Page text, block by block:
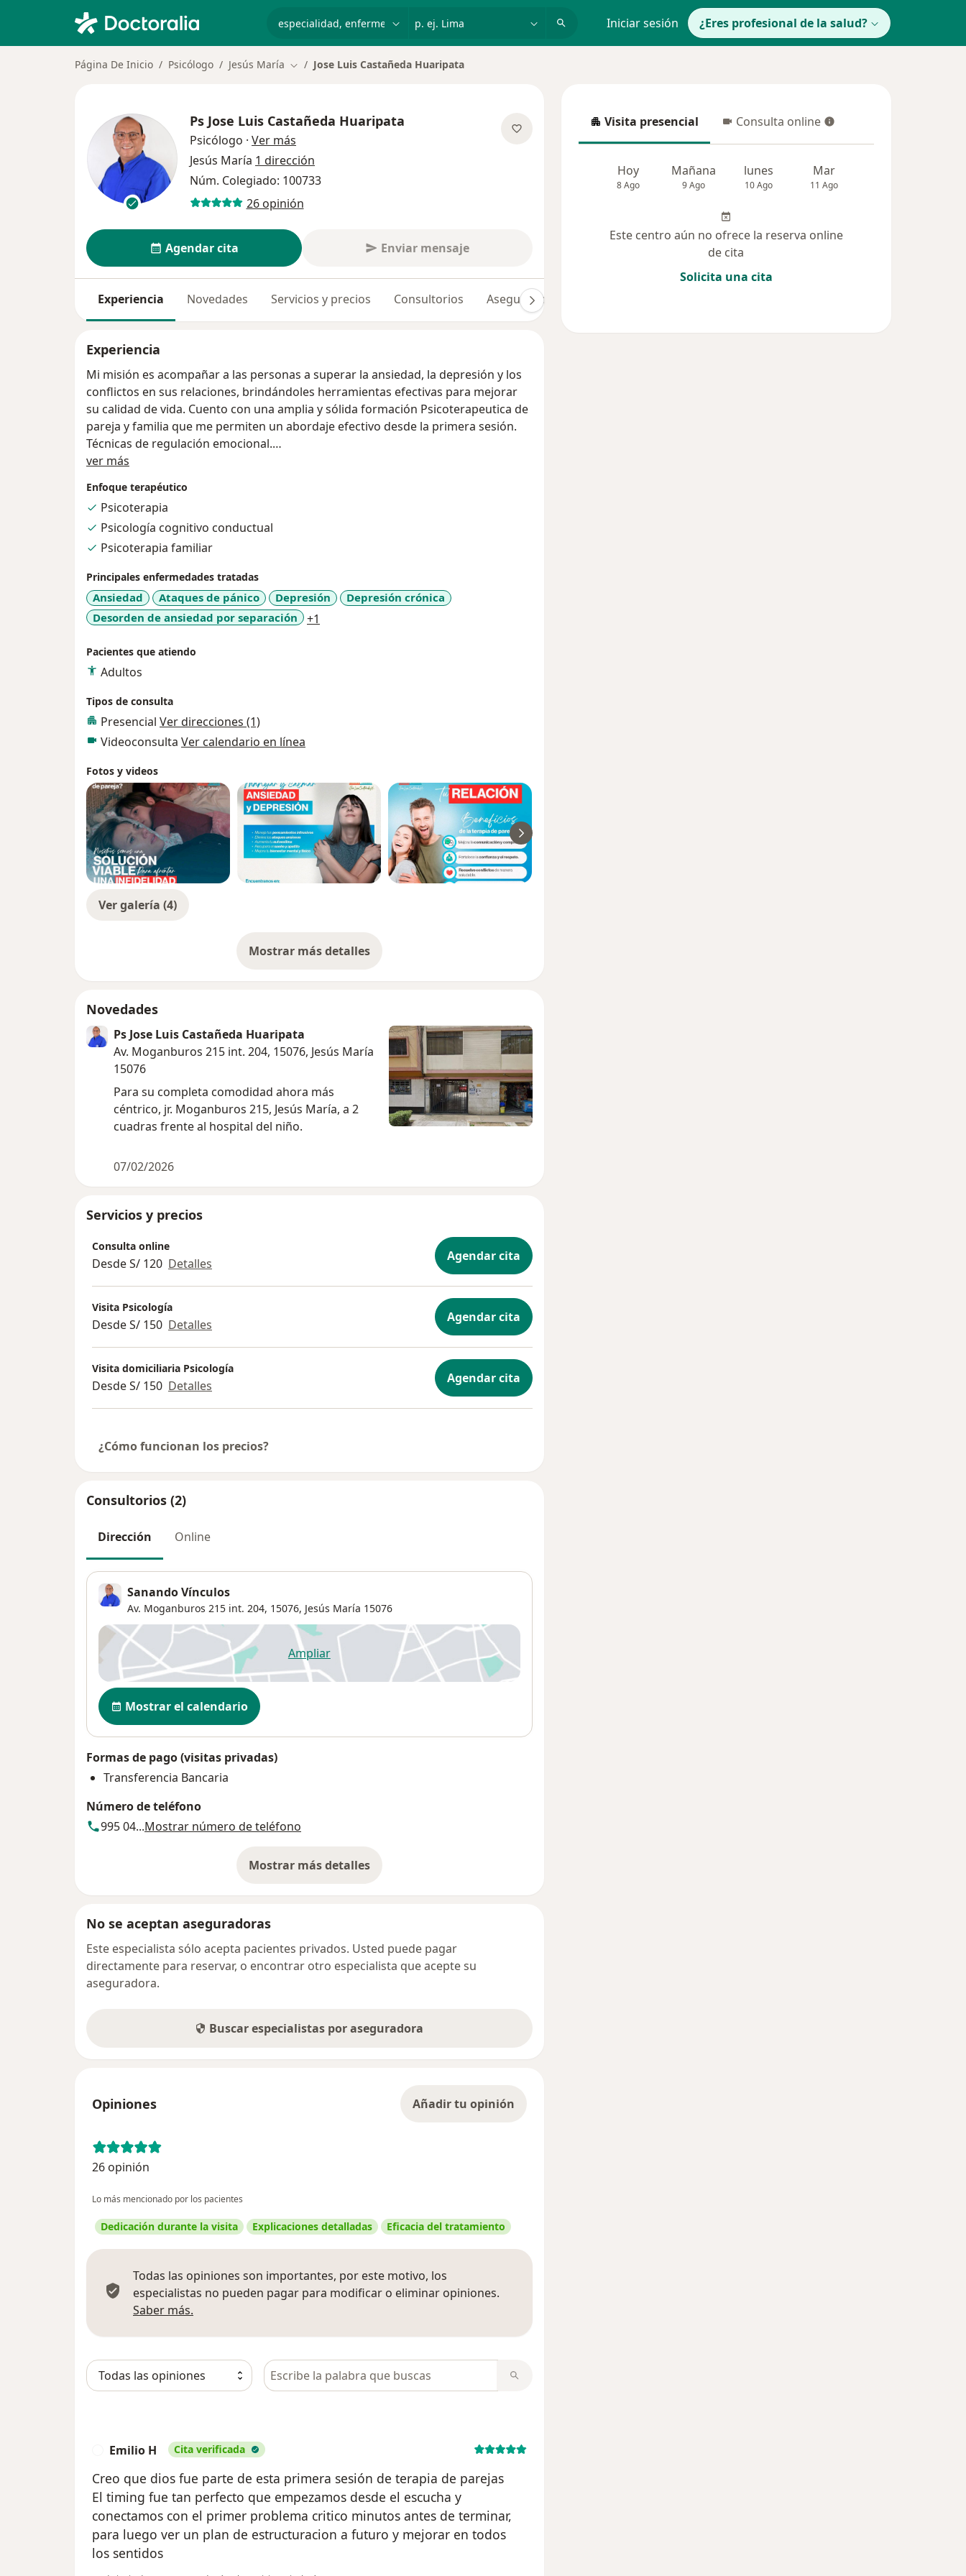
Iniciar sesión ¿Eres profesional de la salud?
Página De Inicio Psicólogo Jesús María Cambiar de ciudad
Jose Luis Castañeda Huaripata
Ps Jose Luis Castañeda Huaripata
Psicólogo · Ver más
Jesús María 1 dirección
Núm. Colegiado: 100733
26 opinión
Agendar cita Enviar mensaje
Experiencia Novedades Servicios y precios Consultorios Aseguradoras
Experiencia
Mi misión es acompañar a las personas a superar la ansiedad, la depresión y los
conflictos en sus relaciones, brindándoles herramientas efectivas para mejorar
su calidad de vida. Cuento con una amplia y sólida formación Psicoterapeutica de
pareja y familia que me permiten un abordaje efectivo desde la primera sesión.
Técnicas de regulación emocional.
Estrategias para fortalecer la autoestima.
Planes de intervención personalizados según tus necesidades.
Métodos para mejorar la comunicación y resolución de conflictos, entre otros
mas.
Si los problemas estan afectando tu vida, estoy aqui para acompañarte en tu
proceso de sanación y crecimiento.
ver más
Enfoque terapéutico
Psicoterapia
Psicología cognitivo conductual
Psicoterapia familiar
Principales enfermedades tratadas
Ansiedad Ataques de pánico Depresión
Depresión crónica
Desorden de ansiedad por separación
+1
Pacientes que atiendo
Adultos
Tipos de consulta
Presencial Ver direcciones (1)
Videoconsulta Ver calendario en línea
Fotos y videos
Ver galería (4)
Mostrar más detalles
sobre la experiencia
Novedades
Ps Jose Luis Castañeda Huaripata
Av. Moganburos 215 int. 204, 15076, Jesús María
15076
Para su completa comodidad ahora más
céntrico, jr. Moganburos 215, Jesús María, a 2
cuadras frente al hospital del niño.
07/02/2026
Servicios y precios
Consulta online
Desde S/ 120 Detalles Agendar cita
Visita Psicología
Desde S/ 150 Detalles Agendar cita
Visita domiciliaria Psicología
Desde S/ 150 Detalles Agendar cita
¿Cómo funcionan los precios?
Consultorios (2)
Dirección Online
Sanando Vínculos
Av. Moganburos 215 int. 204, 15076, Jesús María 15076
Ampliarse abre en una nueva pestaña
Disponibilidad
Mostrar el calendario
Formas de pago (visitas privadas)
Transferencia Bancaria
Número de teléfono
995 04...Mostrar número de teléfono
Mostrar más detalles
sobre la dirección
No se aceptan aseguradoras
Este especialista sólo acepta pacientes privados. Usted puede pagar
directamente para reservar, o encontrar otro especialista que acepte su
aseguradora.
Buscar especialistas por aseguradora
Opiniones Añadir tu opinión
26 opinión
Lo más mencionado por los pacientes
Dedicación durante la visita Explicaciones detalladas Eficacia del tratamiento
Todas las opiniones son importantes, por este motivo, los
especialistas no pueden pagar para modificar o eliminar opiniones.
Saber más.
Busca en opiniones
Emilio H Cita verificada
Creo que dios fue parte de esta primera sesión de terapia de parejas
El timing fue tan perfecto que empezamos desde el escucha y
conectamos con el primer problema critico minutos antes de terminar,
para luego ver un plan de estructuracion a futuro y mejorar en todos
los sentidos
Visita presencial
Visita presencial Consulta online
Consulta online
Hoy
8 Ago
Mañana
9 Ago
lunes
10 Ago
Mar
11 Ago
Este centro aún no ofrece la reserva online
de cita
Solicita una cita